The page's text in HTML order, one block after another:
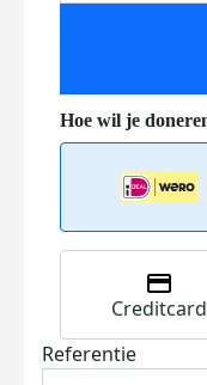
Creditcard
Referentie